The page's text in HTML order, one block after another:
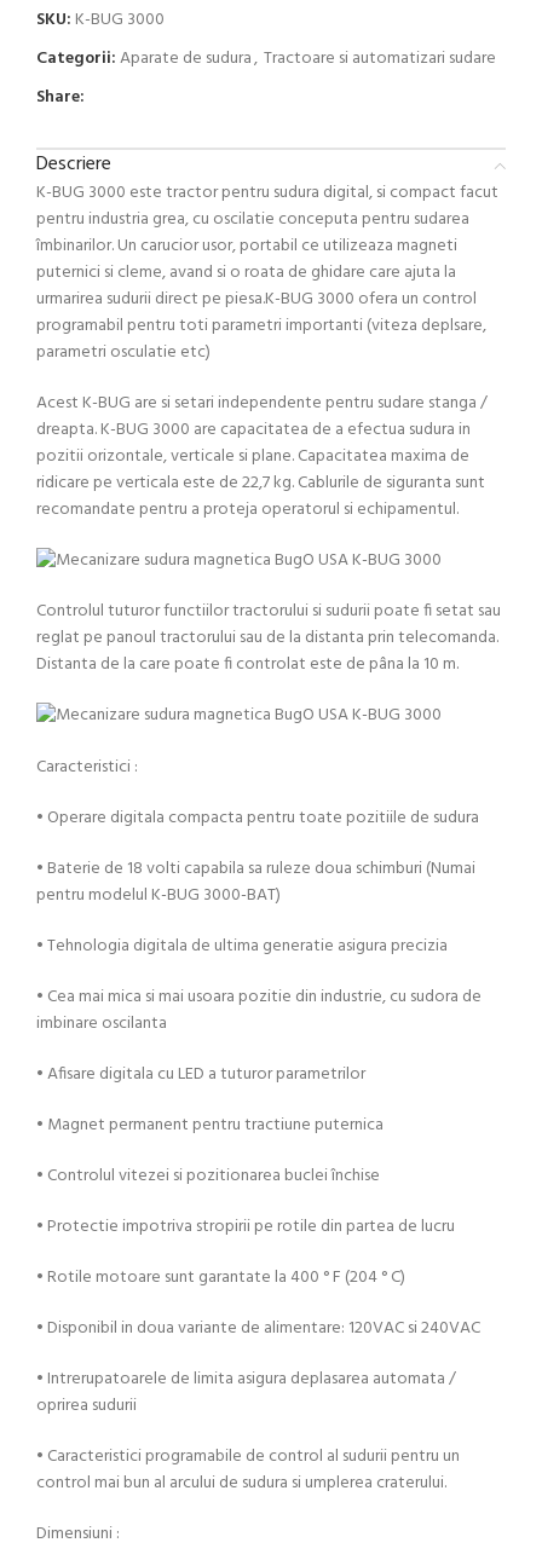
SKU: K-BUG 3000
Categorii:Aparate de sudura, Tractoare si automatizari sudare
Share:
Descriere
K-BUG 3000 este tractor pentru sudura digital, si compact facut
pentru industria grea, cu oscilatie conceputa pentru sudarea
îmbinarilor. Un carucior usor, portabil ce utilizeaza magneti
puternici si cleme, avand si o roata de ghidare care ajuta la
urmarirea sudurii direct pe piesa.K-BUG 3000 ofera un control
programabil pentru toti parametri importanti (viteza deplsare,
parametri osculatie etc)
Acest K-BUG are si setari independente pentru sudare stanga /
dreapta. K-BUG 3000 are capacitatea de a efectua sudura in
pozitii orizontale, verticale si plane. Capacitatea maxima de
ridicare pe verticala este de 22,7 kg. Cablurile de siguranta sunt
recomandate pentru a proteja operatorul si echipamentul.
Controlul tuturor functiilor tractorului si sudurii poate fi setat sau
reglat pe panoul tractorului sau de la distanta prin telecomanda.
Distanta de la care poate fi controlat este de pâna la 10 m.
Caracteristici :
• Operare digitala compacta pentru toate pozitiile de sudura
• Baterie de 18 volti capabila sa ruleze doua schimburi (Numai
pentru modelul K-BUG 3000-BAT)
• Tehnologia digitala de ultima generatie asigura precizia
• Cea mai mica si mai usoara pozitie din industrie, cu sudora de
imbinare oscilanta
• Afisare digitala cu LED a tuturor parametrilor
• Magnet permanent pentru tractiune puternica
• Controlul vitezei si pozitionarea buclei închise
• Protectie impotriva stropirii pe rotile din partea de lucru
• Rotile motoare sunt garantate la 400 ° F (204 ° C)
• Disponibil in doua variante de alimentare: 120VAC si 240VAC
• Intrerupatoarele de limita asigura deplasarea automata /
oprirea sudurii
• Caracteristici programabile de control al sudurii pentru un
control mai bun al arcului de sudura si umplerea craterului.
Dimensiuni :